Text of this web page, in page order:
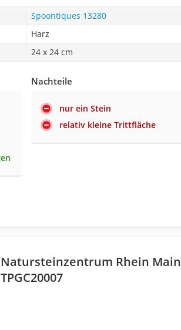
Spoontiques 13280
Harz
24 x 24 cm
Nachteile
nur ein Stein
relativ kleine Trittfläche
‎Natursteinzentrum Rhein Main
‎TPGC20007